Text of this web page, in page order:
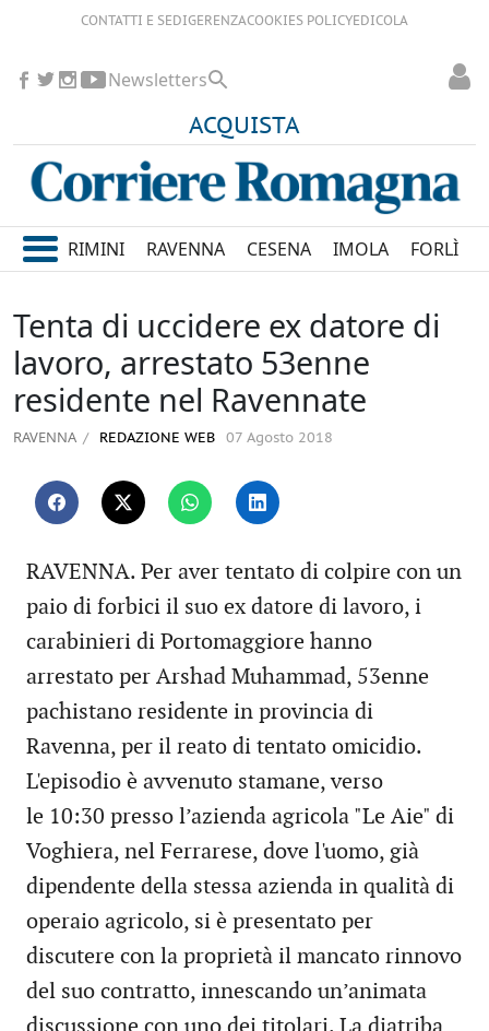
CONTATTI E SEDIGERENZACOOKIES POLICYEDICOLA
ACQUISTA
Newsletters
RIMINI RAVENNA CESENA IMOLA FORLÌ
Tenta di uccidere ex datore di
lavoro, arrestato 53enne
residente nel Ravennate
RAVENNA REDAZIONE WEB 07 Agosto 2018
RAVENNA. Per aver tentato di colpire con un
paio di forbici il suo ex datore di lavoro, i
carabinieri di Portomaggiore hanno
arrestato per Arshad Muhammad, 53enne
pachistano residente in provincia di
Ravenna, per il reato di tentato omicidio.
L'episodio è avvenuto stamane, verso
le 10:30 presso l’azienda agricola "Le Aie" di
Voghiera, nel Ferrarese, dove l'uomo, già
dipendente della stessa azienda in qualità di
operaio agricolo, si è presentato per
discutere con la proprietà il mancato rinnovo
del suo contratto, innescando un’animata